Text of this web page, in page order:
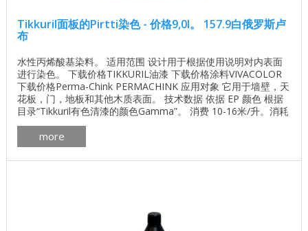
Tikkuril面板的Pirtti染色 - 价格9,0l。 157.9白俄罗斯卢
布
水性丙烯酸基染料。 适用范围 设计用于根据使用说明对内表面
进行染色。 下载价格TIKKURIL油漆 下载价格涂料VIVACOLOR
下载价格Perma-Chink PERMACHINK 应用对象 它用于墙壁，天
花板，门，地板和其他木质表面。 技术数据 依据 EP 颜色 根据
目录“Tikkuril有色清漆的颜色Gamma”。 消费 10-16米/升。消耗
量取决于树木的性质，孔隙度和硬度。 塔拉 0.9升，2.7升，9
升。 溶剂 水 申请方法 用海绵，刷子或喷雾涂抹。 干燥时间，相
对湿度+ ...
more